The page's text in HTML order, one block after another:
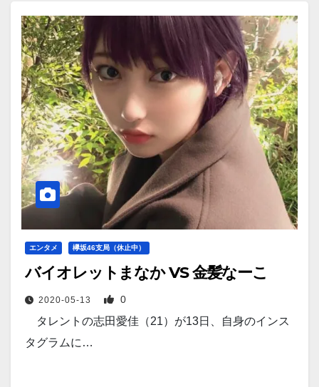
エンタメ 欅坂46支局（休止中）
バイオレットまなか VS 金髪なーこ
2020-05-13 0
タレントの志田愛佳（21）が13日、自身のインス
タグラムに…